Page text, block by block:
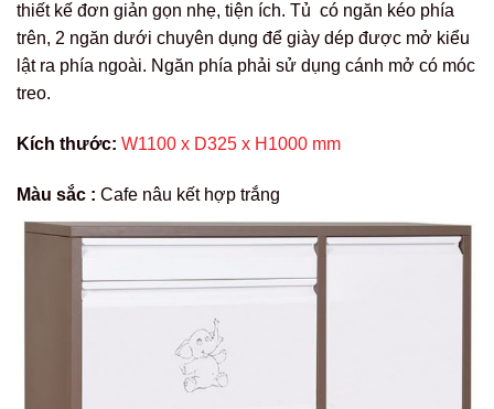
thiết kế đơn giản gọn nhẹ, tiện ích. Tủ có ngăn kéo phía
trên, 2 ngăn dưới chuyên dụng để giày dép được mở kiểu
lật ra phía ngoài. Ngăn phía phải sử dụng cánh mở có móc
treo.
Kích thước: W1100 x D325 x H1000 mm
Màu sắc : Cafe nâu kết hợp trắng